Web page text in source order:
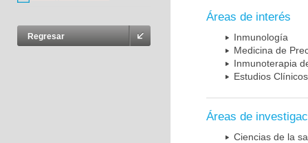
Regresar
Áreas de interés
Inmunología
Medicina de
Inmunoterapia
Estudios Clínicos
Áreas de
Ciencias de la